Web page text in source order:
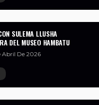
SULEMA LLUSHA
DEL MUSEO HAMBATU
Abril De 2026